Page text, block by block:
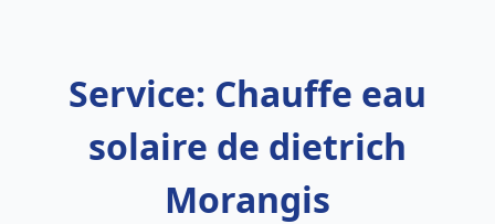
Service: Chauffe eau
solaire de dietrich
Morangis